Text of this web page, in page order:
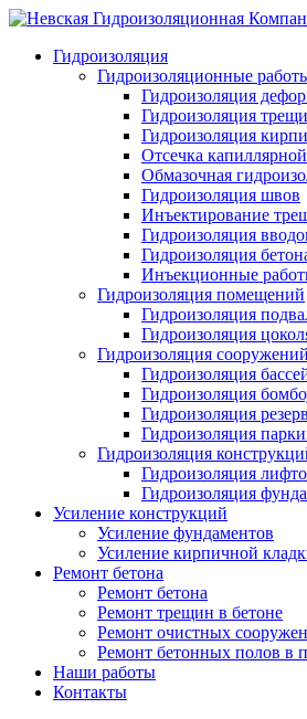
Гидроизоляция
Гидроизоляционные
Гидроизоляция
Гидроизоляция
Гидроизоляция
Отсечка
Обмазочная
Гидроизоляция швов
Инъектирование
Гидроизоляция
Гидроизоляция
Инъекционные
Гидроизоляция помещений
Гидроизоляция
Гидроизоляция
Гидроизоляция сооружений
Гидроизоляция
Гидроизоляция
Гидроизоляция
Гидроизоляция
Гидроизоляция
Гидроизоляция
Гидроизоляция
Усиление конструкций
Усиление фундаментов
Усиление кирпичной
Ремонт бетона
Ремонт бетона
Ремонт трещин в бетоне
Ремонт очистных
Ремонт бетонных полов в
Наши работы
Контакты